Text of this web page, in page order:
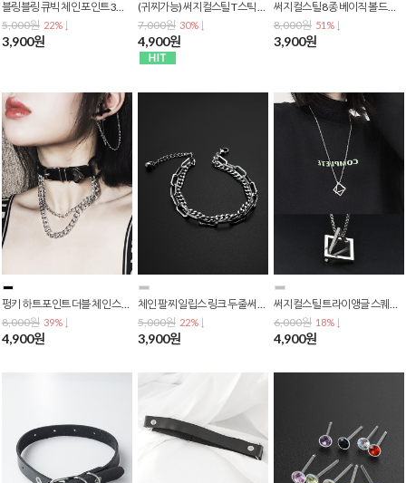
5,000원 22% ↓
3,900원
7,000원 30% ↓
4,900원
8,000원 51% ↓
3,900원
펑키 하트 포인트 더블 체인 스트리트 래더 블랙 초커 목걸이 N-0051
8,000원 39% ↓
4,900원
체인 팔찌 일립스 링크 두줄 써지컬스틸 남자 여자 커플 팔찌 B-0037
5,000원 22% ↓
3,900원
써지컬스틸 트라이앵글 스퀘어 기하학 펜던트 포인트 체인 목걸이 N-0038
6,000원 18% ↓
4,900원